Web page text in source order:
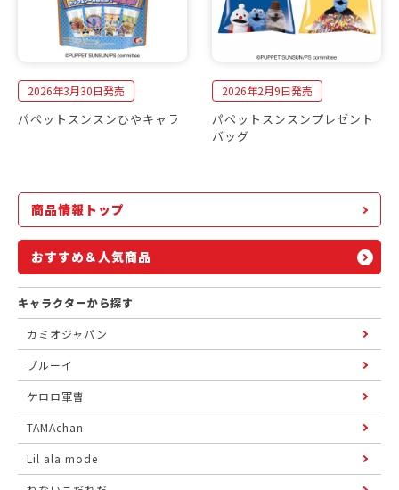
2026年3月30日発売
パペットスンスンひやキャラ
2026年2月9日発売
パペットスンスンプレゼント
バッグ
商品情報トップ
おすすめ＆人気商品
キャラクターから探す
カミオジャパン
ブルーイ
ケロロ軍曹
TAMAchan
Lil ala mode